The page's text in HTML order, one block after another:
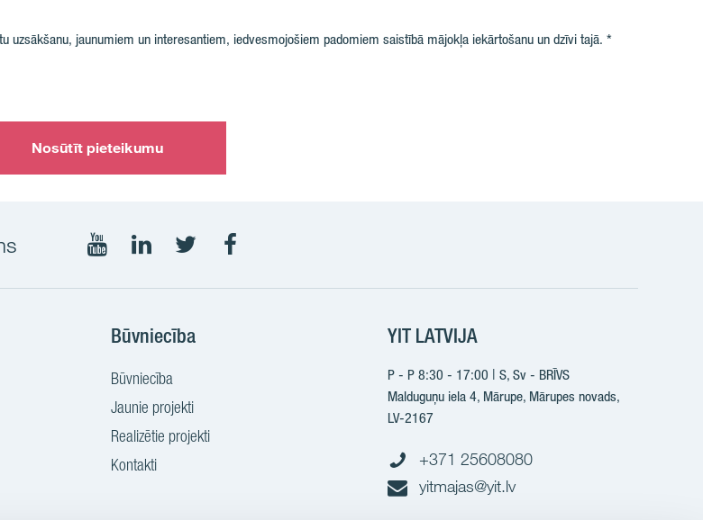
jaunumiem un interesantiem, iedvesmojošiem padomiem saistībā mājokļa iekārtošanu un dzīvi tajā.
Nosūtīt pieteikumu
YouTube
LinkedInTwtitter
Būvniecība
Būvniecība
Jaunie projekti
Realizētie projekti
Kontakti
YIT LATVIJA
P - P 8:30 - 17:00 | S, Sv - BRĪVS
Malduguņu iela 4, Mārupe, Mārupes novads,
LV-2167
+371 25608080
yitmajas@yit.lv